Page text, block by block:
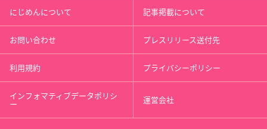
にじめんについて 記事掲載について
お問い合わせ プレスリリース送付先
利用規約 プライバシーポリシー
インフォマティブデータポリシ
ー 運営会社